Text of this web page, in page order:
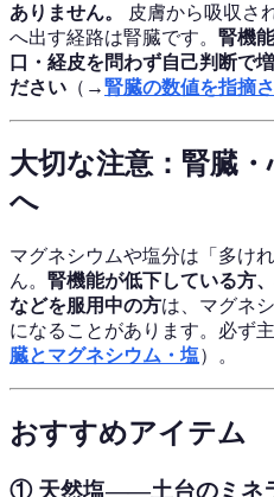
ありません。
皮膚から吸収さ
へ出す経路は腎臓です。 腎機
口・経皮を問わず自己判断で
ださい （→腎臓の数値を指摘
大切な注意：腎臓
へ
マグネシウムや塩分は「多け
ん。 腎機能が低下している方
などを服用中の方は、マグネ
になることがあります。必ず
臓とマグネシウム・塩）。
おすすめアイテム
① 天然塩——土台のミネ